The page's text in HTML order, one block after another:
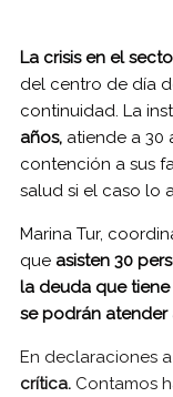
La crisis en el
del centro de día
continuidad. La
años, atiende a 30
contención a sus
salud si el caso lo
Marina Tur,
que asisten 30
la deuda que
se podrán atender
En declaraciones a
crítica. Contamos